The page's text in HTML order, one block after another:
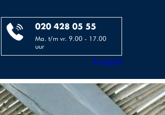
020 428 05 55
Ma. t/m vr. 9.00 - 17.00
uur
Trustpilot